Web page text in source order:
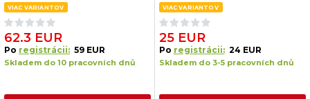
VIAC VARIANTOV
62.3 EUR
Po registrácii: 59 EUR
Skladem do 10 pracovních dnů
VIAC VARIANTOV
25 EUR
Po registrácii: 24 EUR
Skladem do 3-5 pracovních dnů